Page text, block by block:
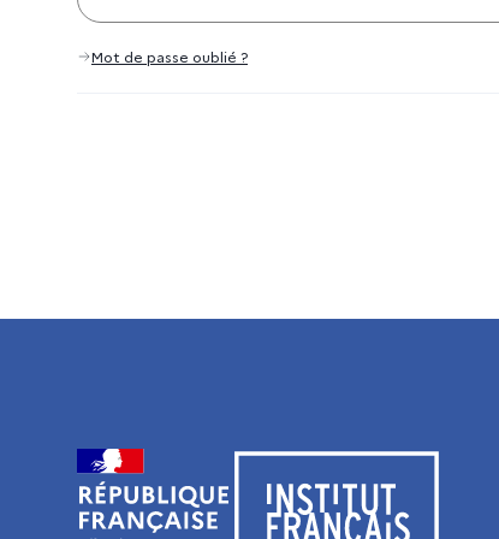
Mot de passe oublié ?
Visiter le site de l’Institut français